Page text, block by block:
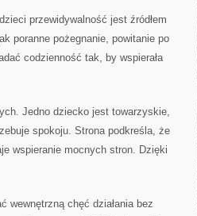
przewidywalność jest źródłem
poranne pożegnanie, powitanie po
codzienność tak, by wspierała
Jedno dziecko jest towarzyskie,
spokoju. Strona podkreśla, że
wspieranie mocnych stron. Dzięki
wewnętrzną chęć działania bez